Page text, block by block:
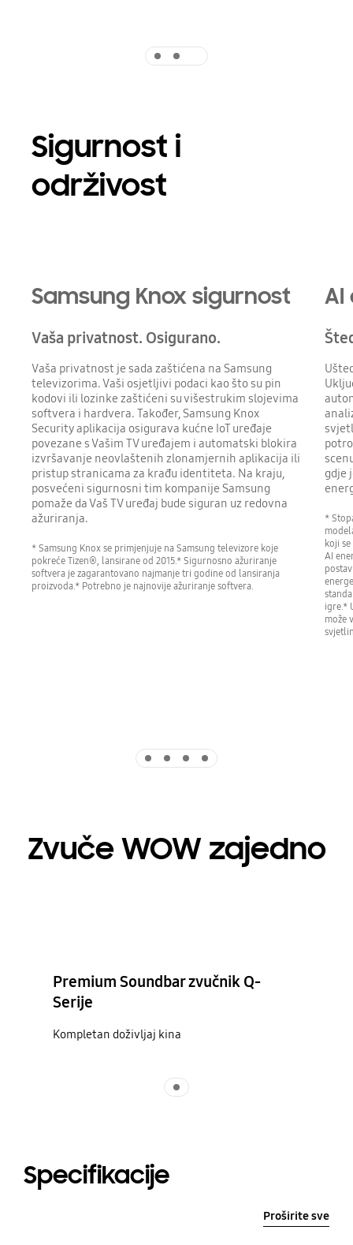
Sigurnost i
održivost
Samsung Knox sigurnost
Vaša privatnost. Osigurano.
Vaša privatnost je sada zaštićena na Samsung
televizorima. Vaši osjetljivi podaci kao što su pin
kodovi ili lozinke zaštićeni su višestrukim slojevima
softvera i hardvera. Također, Samsung Knox
Security aplikacija osigurava kućne IoT uređaje
povezane s Vašim TV uređajem i automatski blokira
izvršavanje neovlaštenih zlonamjernih aplikacija ili
pristup stranicama za krađu identiteta. Na kraju,
posvećeni sigurnosni tim kompanije Samsung
pomaže da Vaš TV uređaj bude siguran uz redovna
ažuriranja.
* Samsung Knox se primjenjuje na Samsung televizore koje
pokreće Tizen®, lansirane od 2015.* Sigurnosno ažuriranje
softvera je zagarantovano najmanje tri godine od lansiranja
proizvoda.* Potrebno je najnovije ažuriranje softvera.
AI
gdje
*
koji
AI
igre.*
može
Zvuče WOW zajedno
Premium Soundbar zvučnik Q-
Serije
Kompletan doživljaj kina
Specifikacije
Proširite sve